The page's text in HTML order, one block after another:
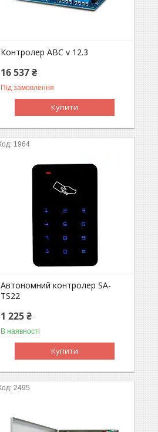
Контролер ABC v 12.3
16 537 ₴
Під замовлення
Купити
1964
Автономний контролер SA-
TS22
1 225 ₴
В наявності
Купити
2495